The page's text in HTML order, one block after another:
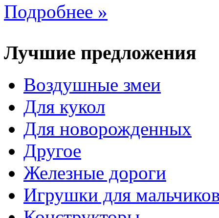
Подробнее »
Лучшие предложения
Воздушные змеи
Для кукол
Для новорожденных
Другое
Железные дороги
Игрушки для